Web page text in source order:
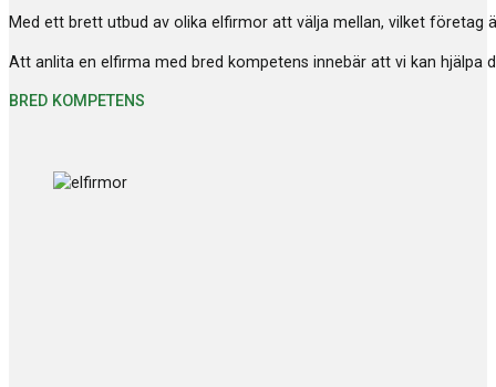
Med ett brett utbud av olika elfirmor att välja mellan, vilket
Att anlita en elfirma med bred kompetens innebär att vi kan
BRED KOMPETENS